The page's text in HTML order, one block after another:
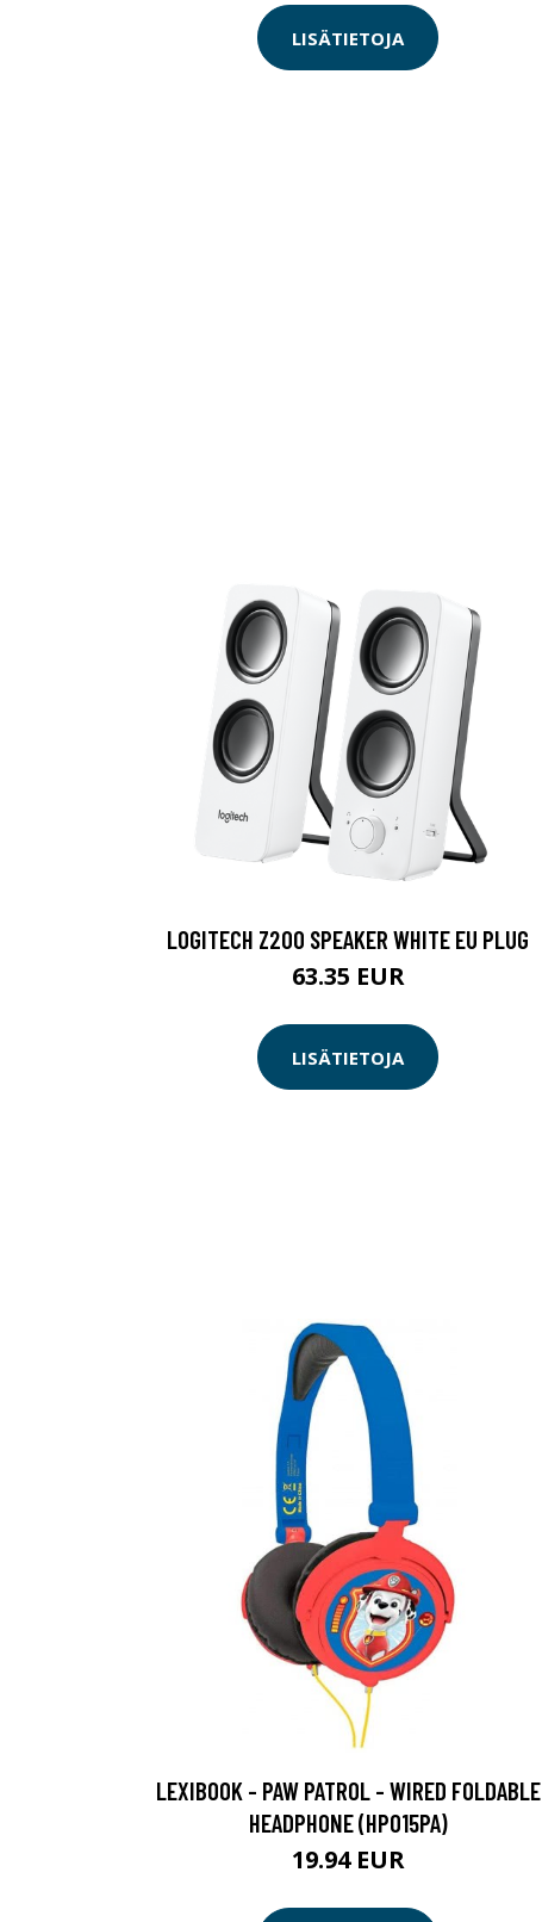
LISÄTIETOJA
LOGITECH Z200 SPEAKER WHITE EU PLUG
63.35 EUR
LISÄTIETOJA
LEXIBOOK - PAW PATROL - WIRED FOLDABLE
HEADPHONE (HP015PA)
19.94 EUR